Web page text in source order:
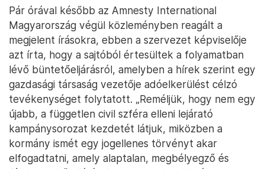
Pár órával később az Amnesty International
Magyarország végül közleményben reagált a
megjelent írásokra, ebben a szervezet képviselője
azt írta, hogy a sajtóból értesültek a folyamatban
lévő büntetőeljárásról, amelyben a hírek szerint egy
gazdasági társaság vezetője adóelkerülést célzó
tevékenységet folytatott. „Reméljük, hogy nem egy
újabb, a független civil szféra elleni lejárató
kampánysorozat kezdetét látjuk, miközben a
kormány ismét egy jogellenes törvényt akar
elfogadtatni, amely alaptalan, megbélyegző és